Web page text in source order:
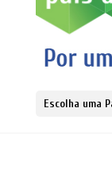
Escolha uma